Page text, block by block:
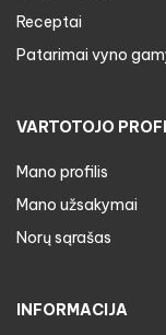
Receptai
Patarimai vyno
VARTOTOJO
Mano profilis
Mano užsakymai
Norų sąrašas
INFORMACIJA